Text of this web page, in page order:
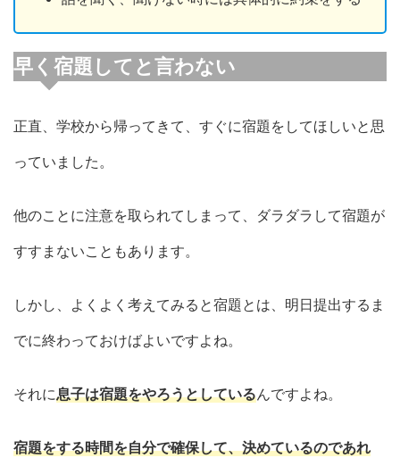
早く宿題してと言わない
正直、学校から帰ってきて、すぐに宿題をしてほしいと思
っていました。
他のことに注意を取られてしまって、ダラダラして宿題が
すすまないこともあります。
しかし、よくよく考えてみると宿題とは、明日提出するま
でに終わっておけばよいですよね。
それに息子は宿題をやろうとしているんですよね。
宿題をする時間を自分で確保して、決めているのであれ